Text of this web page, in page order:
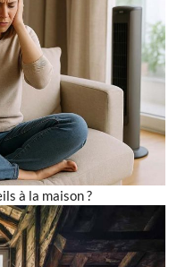
à la maison ?